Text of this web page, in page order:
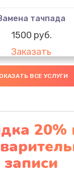
тачпада
1500 руб.
Заказать
южного моста
Заказать
от пыли
1060 руб.
Заказать
ВСЕ УСЛУГИ
20%
записи